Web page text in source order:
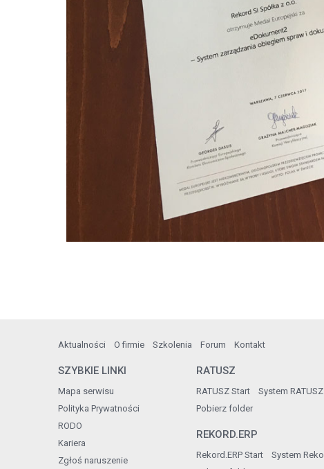
Aktualności O firmie Szkolenia Forum Kontakt
SZYBKIE LINKI
Mapa serwisu
Polityka Prywatności
RODO
Kariera
Zgłoś naruszenie
RATUSZ
RATUSZ Start System RATUSZ
Pobierz folder
REKORD.ERP
Rekord.ERP Start System